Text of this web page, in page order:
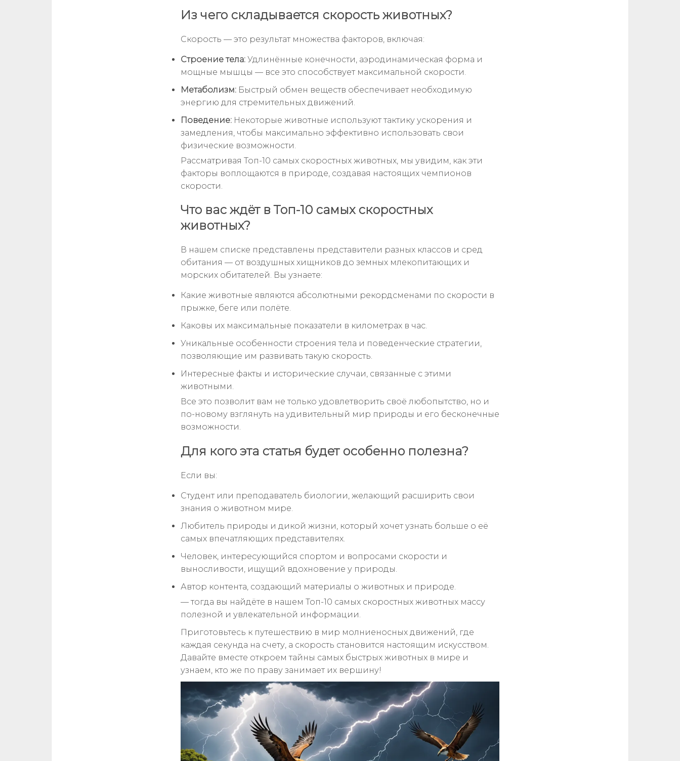
Из чего складывается скорость животных?
Скорость — это результат множества факторов, включая:
Строение тела: Удлинённые конечности, аэродинамическая форма и
мощные мышцы — все это способствует максимальной скорости.
Метаболизм: Быстрый обмен веществ обеспечивает необходимую
энергию для стремительных движений.
Поведение: Некоторые животные используют тактику ускорения и
замедления, чтобы максимально эффективно использовать свои
физические возможности.
Рассматривая Топ-10 самых скоростных животных, мы увидим, как эти
факторы воплощаются в природе, создавая настоящих чемпионов
скорости.
Что вас ждёт в Топ-10 самых скоростных
животных?
В нашем списке представлены представители разных классов и сред
обитания — от воздушных хищников до земных млекопитающих и
морских обитателей. Вы узнаете:
Какие животные являются абсолютными рекордсменами по скорости в
прыжке, беге или полёте.
Каковы их максимальные показатели в километрах в час.
Уникальные особенности строения тела и поведенческие стратегии,
позволяющие им развивать такую скорость.
Интересные факты и исторические случаи, связанные с этими
животными.
Все это позволит вам не только удовлетворить своё любопытство, но и
по-новому взглянуть на удивительный мир природы и его бесконечные
возможности.
Для кого эта статья будет особенно полезна?
Если вы:
Студент или преподаватель биологии, желающий расширить свои
знания о животном мире.
Любитель природы и дикой жизни, который хочет узнать больше о её
самых впечатляющих представителях.
Человек, интересующийся спортом и вопросами скорости и
выносливости, ищущий вдохновение у природы.
Автор контента, создающий материалы о животных и природе.
— тогда вы найдёте в нашем Топ-10 самых скоростных животных массу
полезной и увлекательной информации.
Приготовьтесь к путешествию в мир молниеносных движений, где
каждая секунда на счету, а скорость становится настоящим искусством.
Давайте вместе откроем тайны самых быстрых животных в мире и
узнаем, кто же по праву занимает их вершину!